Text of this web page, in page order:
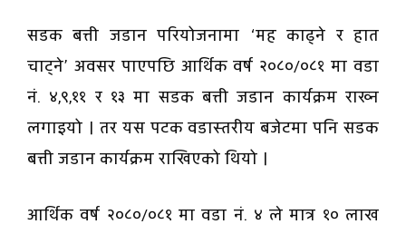
सडक बत्ती जडान परियोजनामा ‘मह काढ्ने र हात
चाट्ने’ अवसर पाएपछि आर्थिक वर्ष २०८०/०८१ मा वडा
नं. ४,९,११ र १३ मा सडक बत्ती जडान कार्यक्रम राख्न
लगाइयो । तर यस पटक वडास्तरीय बजेटमा पनि सडक
बत्ती जडान कार्यक्रम राखिएको थियो ।
आर्थिक वर्ष २०८०/०८१ मा वडा नं. ४ ले मात्र १० लाख